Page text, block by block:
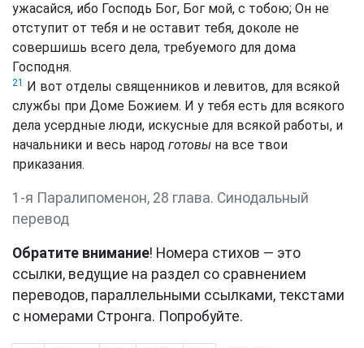
ужасайся, ибо Господь Бог, Бог мой, с тобою; Он не
отступит от тебя и не оставит тебя, доколе не
совершишь всего дела, требуемого для дома
Господня.
21
И вот отделы священников и левитов, для всякой
службы при Доме Божием. И у тебя есть для всякого
дела усердные люди, искусные для всякой работы, и
начальники и весь народ готовы на все твои
приказания.
1-я Паралипоменон, 28 глава. Синодальный
перевод
Обратите внимание! Номера стихов — это
ссылки, ведущие на раздел со сравнением
переводов, параллельными ссылками, текстами
с номерами Стронга. Попробуйте.